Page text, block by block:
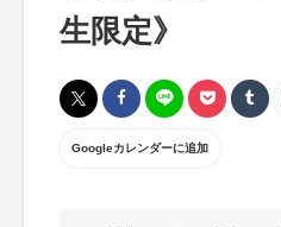
生限定》
Googleカレンダーに追加